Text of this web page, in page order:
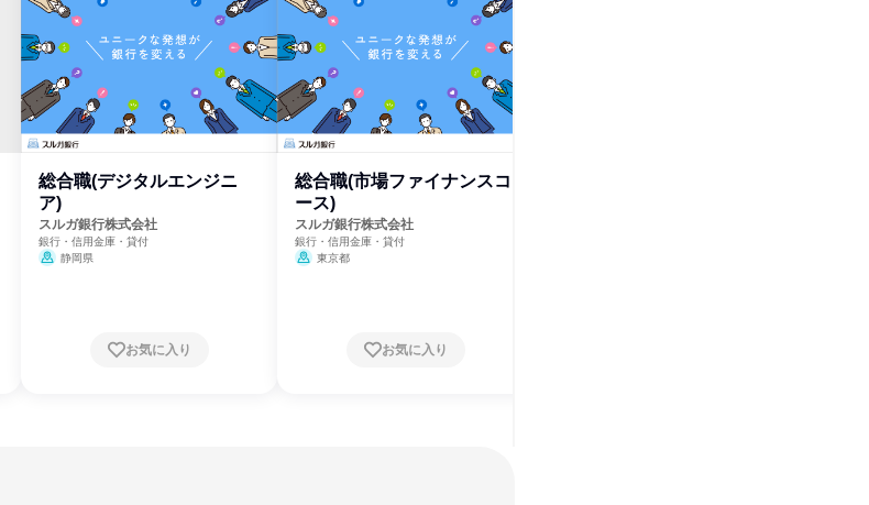
総合職(デジタルエンジニ
ア)
スルガ銀行株式会社
銀行・信用金庫・貸付
静岡県
お気に入り
総合職(市場ファイナンスコ
ース)
スルガ銀行株式会社
銀行・信用金庫・貸付
東京都
お気に入り